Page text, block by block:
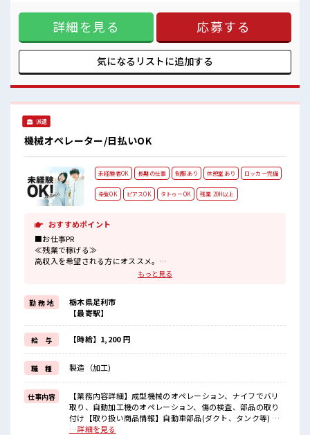
ング・コンテナに充填された製品の梱包作業【取扱製品情
報】お風呂の浴槽になる特殊素材 ■お仕事PR ≪プライベート
が充実する≫ 場合によってはお願いすることもありますが、
残業はほとんどナシ！ ≪髪型自由≫ 基本的に髪色自由で明る
すぎたり奇抜でなければOKです！ (規定有)制服があると毎日
の服選びに悩まずOK♪ ≪初めての仕事だけど自分にもできそ
働く環境が整っています！ イチからスキルUP・ステップUP
目指していきましょう！ ≪収入アップを目指せる≫ 高時給だ
たり奇抜過ぎなければヘアカラーOK！ 残業はほとんどありま
せん！
詳細を見る 応募する
気になるリストに追加する
派遣
機械オペレーター/日払いOK
未経験者OK 長期の仕事 制服あり 休憩室あり ロッカー完備
染髪OK ピアスOK タトゥーOK 残業 20H以上
おすすめポイント
■お仕事PR
≪残業で稼げる≫
高収入を希望される方にオススメ。
残業は月20時間以上あります♪
派手過ぎなければ髪型や髪色自由♪
(規定有)制服があると毎日の服選びに悩まずOK♪
≪未経験の方も大カンゲイ≫
新しいことにチャレンジするのは不安だけど、
しっかり働く環境が整っています！
イチからスキルUP・ステップUP目指していきましょう！
≪収入アップを目指せる≫
高時給だらけの派遣のお仕事です！
■職場の雰囲気
髪型・髪色自由♪
派手過ぎなければOKだから、
モチベーションもUP！
もっと見る
勤 務 地
栃木県足利市
【最寄駅】
給 与 【時給】1,200 円
職 種 製造（加工)
仕事内容
【業務内容詳細】成型機械のオペレーション、ナイフでバリ
取り、自動加工機のオペレーション、傷の検査、部品の取り
付け【取り扱い商品情報】自動車部品(ダクト、タンク等) ■
お仕事PR ≪残業で稼げる≫ 高収入を希望される方にオスス
…詳細を見る